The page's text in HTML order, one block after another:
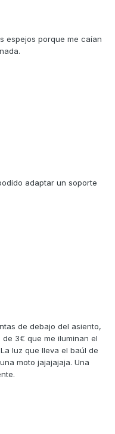
espejos porque me caían
adaptar un soporte
de debajo del asiento,
3€ que me iluminan el
luz que lleva el baúl de
moto jajajajaja. Una